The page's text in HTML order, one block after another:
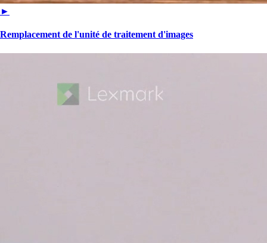
►
Remplacement de l'unité de traitement d'images